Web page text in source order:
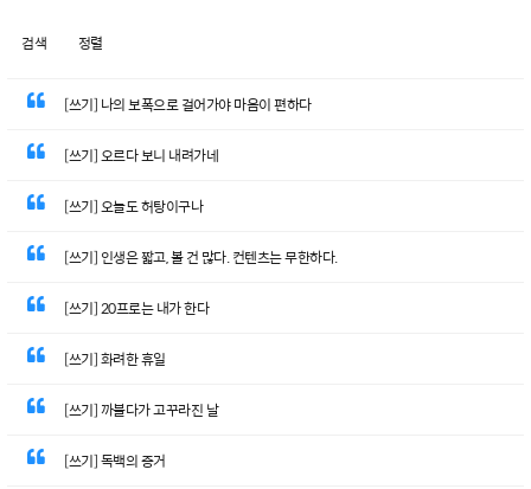
검색 정렬
[쓰기] 나의 보폭으로 걸어가야 마음이 편하다
[쓰기] 오르다 보니 내려가네
[쓰기] 오늘도 허탕이구나
[쓰기] 인생은 짧고, 볼 건 많다. 컨텐츠는 무한하다.
[쓰기] 20프로는 내가 한다
[쓰기] 화려한 휴일
[쓰기] 까불다가 고꾸라진 날
[쓰기] 독백의 증거